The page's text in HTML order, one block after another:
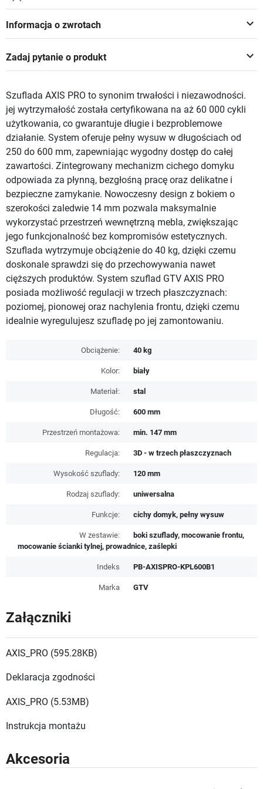
keyboard_arrow_down
Informacja o zwrotach
keyboard_arrow_down
Zadaj pytanie o produkt
Szuflada AXIS PRO to synonim trwałości i niezawodności.
jej wytrzymałość została certyfikowana na aż 60 000 cykli
użytkowania, co gwarantuje długie i bezproblemowe
działanie. System oferuje pełny wysuw w długościach od
250 do 600 mm, zapewniając wygodny dostęp do całej
zawartości. Zintegrowany mechanizm cichego domyku
odpowiada za płynną, bezgłośną pracę oraz delikatne i
bezpieczne zamykanie. Nowoczesny design z bokiem o
szerokości zaledwie 14 mm pozwala maksymalnie
wykorzystać przestrzeń wewnętrzną mebla, zwiększając
jego funkcjonalność bez kompromisów estetycznych.
Szuflada wytrzymuje obciążenie do 40 kg, dzięki czemu
doskonale sprawdzi się do przechowywania nawet
cięższych produktów. System szuflad GTV AXIS PRO
posiada możliwość regulacji w trzech płaszczyznach:
poziomej, pionowej oraz nachylenia frontu, dzięki czemu
idealnie wyregulujesz szufladę po jej zamontowaniu.
Obciążenie: 40 kg
Kolor: biały
Materiał: stal
Długość: 600 mm
Przestrzeń montażowa: min. 147 mm
Regulacja: 3D - w trzech płaszczyznach
Wysokość szuflady: 120 mm
Rodzaj szuflady: uniwersalna
Funkcje: cichy domyk, pełny wysuw
W zestawie:
boki szuflady, mocowanie frontu,
mocowanie ścianki tylnej, prowadnice, zaślepki
Indeks PB-AXISPRO-KPL600B1
Marka GTV
Załączniki
AXIS_PRO (595.28KB)
Deklaracja zgodności
AXIS_PRO (5.53MB)
Instrukcja montażu
Akcesoria